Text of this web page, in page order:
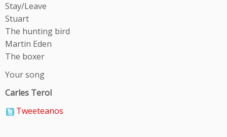
Stay/Leave
Stuart
The hunting bird
Martin Eden
The boxer
Your song
Carles Terol
Tweeteanos